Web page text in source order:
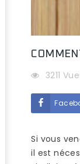
COMMENT
BAMBOU ?
3210 vues
3211
Si vous
il est